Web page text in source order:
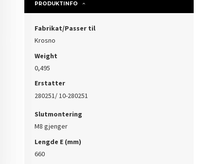
PRODUKTINFO
Fabrikat/Passer til
Krosno
Weight
0,495
Erstatter
280251/ 10-280251
Slutmontering
M8 gjenger
Lengde E (mm)
660